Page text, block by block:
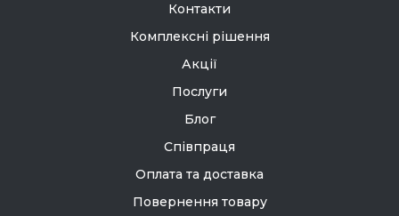
Контакти
Комплексні рішення
Акції
Послуги
Блог
Співпраця
Оплата та доставка
Повернення товару